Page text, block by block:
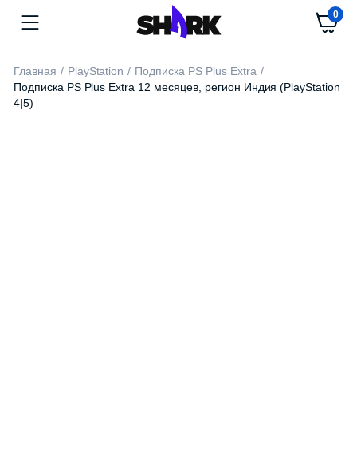
0
Главная PlayStation
Подписка PS Plus Extra
Подписка PS Plus Extra 12 месяцев, регион Индия (PlayStation
4|5)